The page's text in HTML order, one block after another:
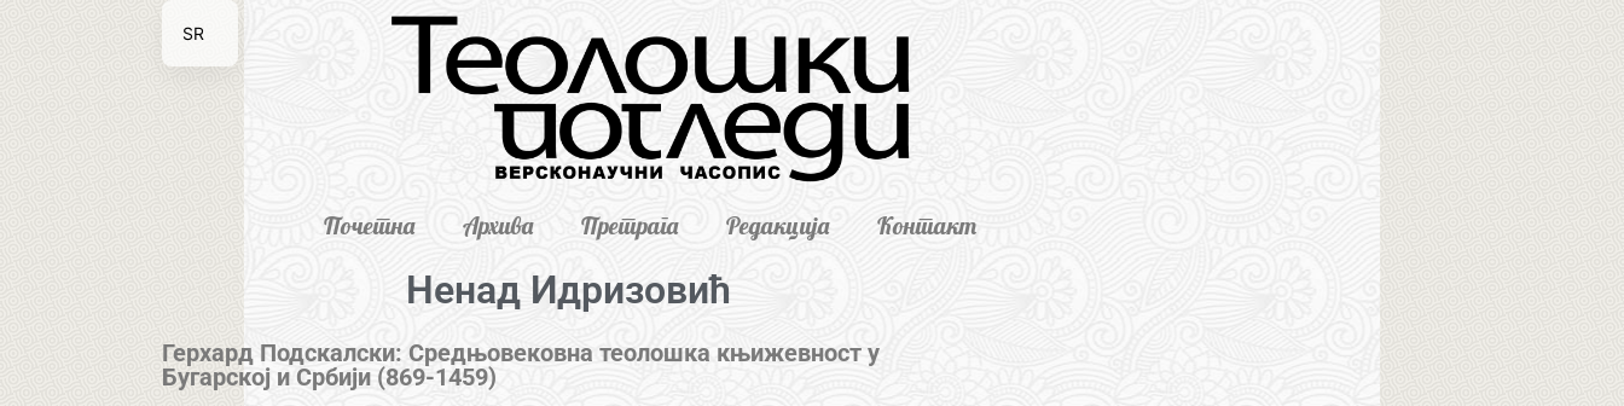
Почетна Архива Претрага Редакција Контакт
Ненад Идризовић
Герхард Подскалски: Средњовековна теолошка књижевност у
Бугарској и Србији (869-1459)
SR
EN